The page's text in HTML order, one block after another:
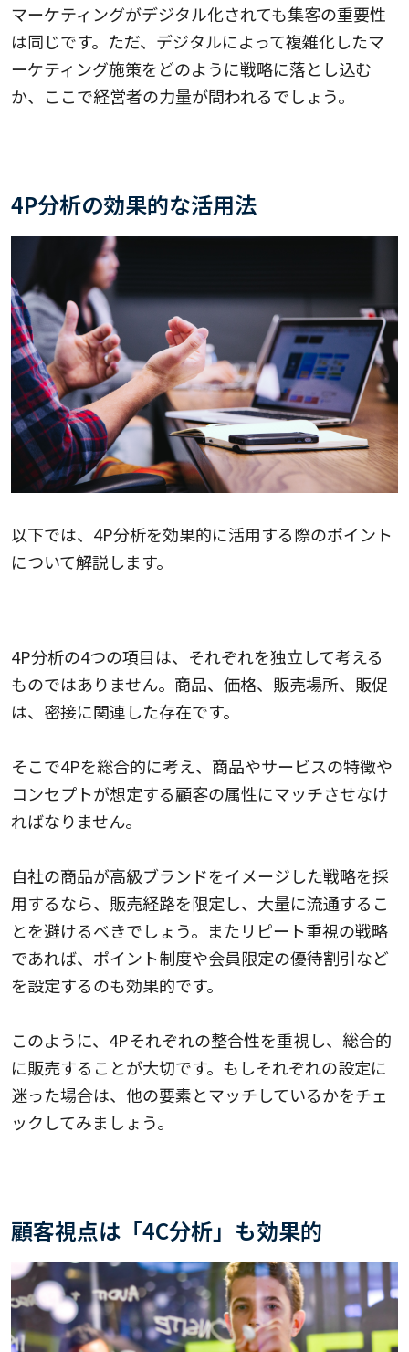
マーケティングがデジタル化されても集客の重要性
は同じです。ただ、デジタルによって複雑化したマ
ーケティング施策をどのように戦略に落とし込む
か、ここで経営者の力量が問われるでしょう。
4P分析の効果的な活用法
以下では、4P分析を効果的に活用する際のポイント
について解説します。
4P分析の4つの項目は、それぞれを独立して考える
ものではありません。商品、価格、販売場所、販促
は、密接に関連した存在です。
そこで4Pを総合的に考え、商品やサービスの特徴や
コンセプトが想定する顧客の属性にマッチさせなけ
ればなりません。
自社の商品が高級ブランドをイメージした戦略を採
用するなら、販売経路を限定し、大量に流通するこ
とを避けるべきでしょう。またリピート重視の戦略
であれば、ポイント制度や会員限定の優待割引など
を設定するのも効果的です。
このように、4Pそれぞれの整合性を重視し、総合的
に販売することが大切です。もしそれぞれの設定に
迷った場合は、他の要素とマッチしているかをチェ
ックしてみましょう。
顧客視点は「4C分析」も効果的